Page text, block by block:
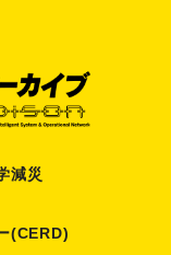
減災
(CERD)